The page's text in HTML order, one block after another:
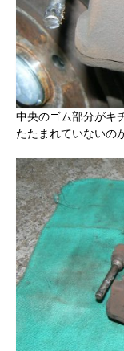
中央のゴム部分がキ
たたまれていないの